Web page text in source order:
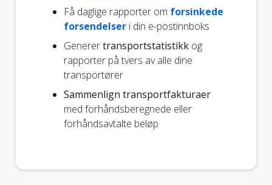
Få daglige rapporter om forsinkede
forsendelser i din e-postinnboks
Generertransportstatistikk og
rapporter på tvers av alle dine
transportører
Sammenlign transportfakturaer
med forhåndsberegnede eller
forhåndsavtalte beløp